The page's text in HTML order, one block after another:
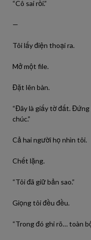
“Cô sai rồi.”
—
Tôi lấy điện thoại ra.
Mở một file.
Đặt lên bàn.
“Đây là giấy tờ đất.
chúc.”
Cả hai người họ nhìn tôi.
Chết lặng.
“Tôi đã giữ bản sao.”
Giọng tôi đều đều.
“Trong đó ghi rõ… toàn